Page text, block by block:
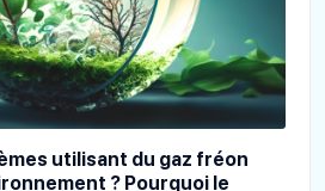
utilisant du gaz fréon
? Pourquoi le